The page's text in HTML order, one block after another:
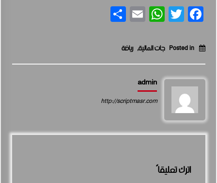
Facebook
Twitter
WhatsApp
Email
Posted in جات المالية, رياضة
admin
http://scriptmasr.com
اترك تعليقاً